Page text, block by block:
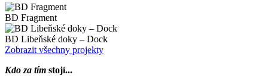
BD Fragment
BD Libeňské doky – Dock
Zobrazit všechny projekty
Kdo za tím stojí...